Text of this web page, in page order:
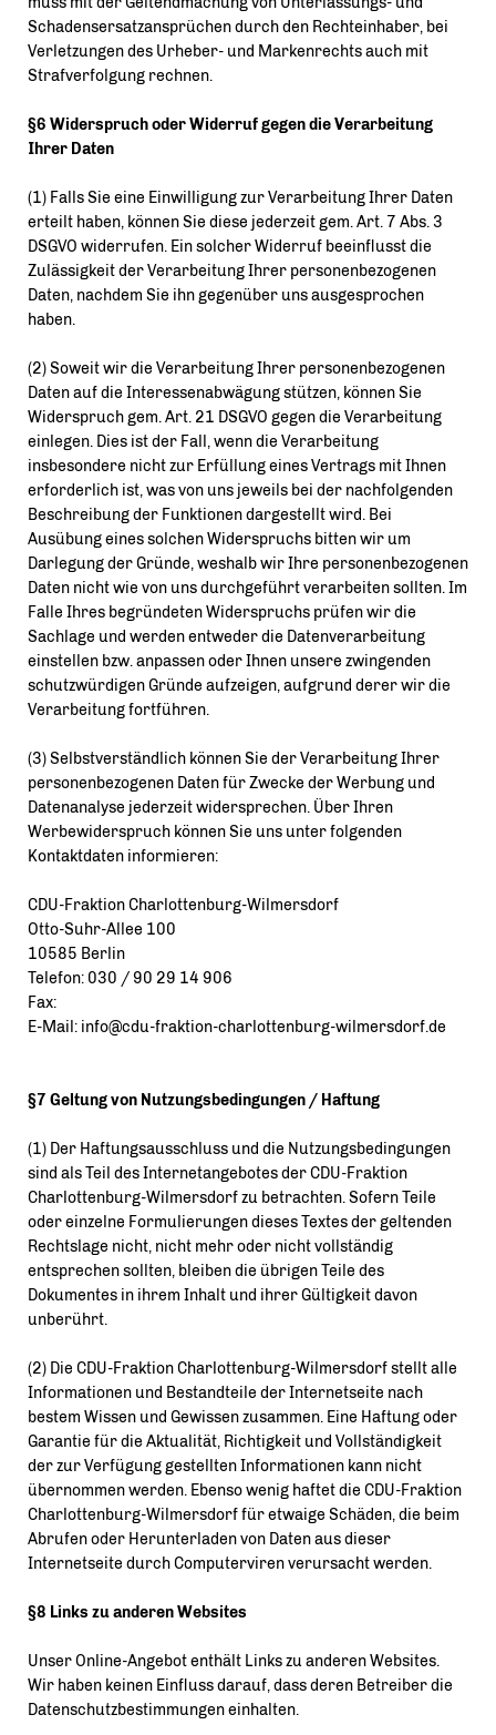
Schadensersatzansprüchen durch den Rechteinhaber, bei
Verletzungen des Urheber- und Markenrechts auch mit
Strafverfolgung rechnen.
§6 Widerspruch oder Widerruf gegen die Verarbeitung
Ihrer Daten
(1) Falls Sie eine Einwilligung zur Verarbeitung Ihrer Daten
erteilt haben, können Sie diese jederzeit gem. Art. 7 Abs. 3
DSGVO widerrufen. Ein solcher Widerruf beeinflusst die
Zulässigkeit der Verarbeitung Ihrer personenbezogenen
Daten, nachdem Sie ihn gegenüber uns ausgesprochen
haben.
(2) Soweit wir die Verarbeitung Ihrer personenbezogenen
Daten auf die Interessenabwägung stützen, können Sie
Widerspruch gem. Art. 21 DSGVO gegen die Verarbeitung
einlegen. Dies ist der Fall, wenn die Verarbeitung
insbesondere nicht zur Erfüllung eines Vertrags mit Ihnen
erforderlich ist, was von uns jeweils bei der nachfolgenden
Beschreibung der Funktionen dargestellt wird. Bei
Ausübung eines solchen Widerspruchs bitten wir um
Darlegung der Gründe, weshalb wir Ihre personenbezogenen
Daten nicht wie von uns durchgeführt verarbeiten sollten. Im
Falle Ihres begründeten Widerspruchs prüfen wir die
Sachlage und werden entweder die Datenverarbeitung
einstellen bzw. anpassen oder Ihnen unsere zwingenden
schutzwürdigen Gründe aufzeigen, aufgrund derer wir die
Verarbeitung fortführen.
(3) Selbstverständlich können Sie der Verarbeitung Ihrer
personenbezogenen Daten für Zwecke der Werbung und
Datenanalyse jederzeit widersprechen. Über Ihren
Werbewiderspruch können Sie uns unter folgenden
Kontaktdaten informieren:
CDU-Fraktion Charlottenburg-Wilmersdorf
Otto-Suhr-Allee 100
10585 Berlin
Telefon: 030 / 90 29 14 906
Fax:
E-Mail: info@cdu-fraktion-charlottenburg-wilmersdorf.de
§7 Geltung von Nutzungsbedingungen / Haftung
(1) Der Haftungsausschluss und die Nutzungsbedingungen
sind als Teil des Internetangebotes der CDU-Fraktion
Charlottenburg-Wilmersdorf zu betrachten. Sofern Teile
oder einzelne Formulierungen dieses Textes der geltenden
Rechtslage nicht, nicht mehr oder nicht vollständig
entsprechen sollten, bleiben die übrigen Teile des
Dokumentes in ihrem Inhalt und ihrer Gültigkeit davon
unberührt.
(2) Die CDU-Fraktion Charlottenburg-Wilmersdorf stellt alle
Informationen und Bestandteile der Internetseite nach
bestem Wissen und Gewissen zusammen. Eine Haftung oder
Garantie für die Aktualität, Richtigkeit und Vollständigkeit
der zur Verfügung gestellten Informationen kann nicht
übernommen werden. Ebenso wenig haftet die CDU-Fraktion
Charlottenburg-Wilmersdorf für etwaige Schäden, die beim
Abrufen oder Herunterladen von Daten aus dieser
Internetseite durch Computerviren verursacht werden.
§8 Links zu anderen Websites
Unser Online-Angebot enthält Links zu anderen Websites.
Wir haben keinen Einfluss darauf, dass deren Betreiber die
Datenschutzbestimmungen einhalten.